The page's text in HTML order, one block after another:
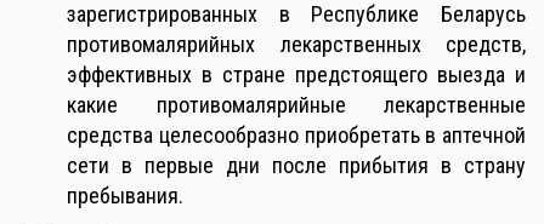
зарегистрированных в Республике Беларусь
противомалярийных лекарственных средств,
эффективных в стране предстоящего выезда и
какие противомалярийные лекарственные
средства целесообразно приобретать в аптечной
сети в первые дни после прибытия в страну
пребывания.